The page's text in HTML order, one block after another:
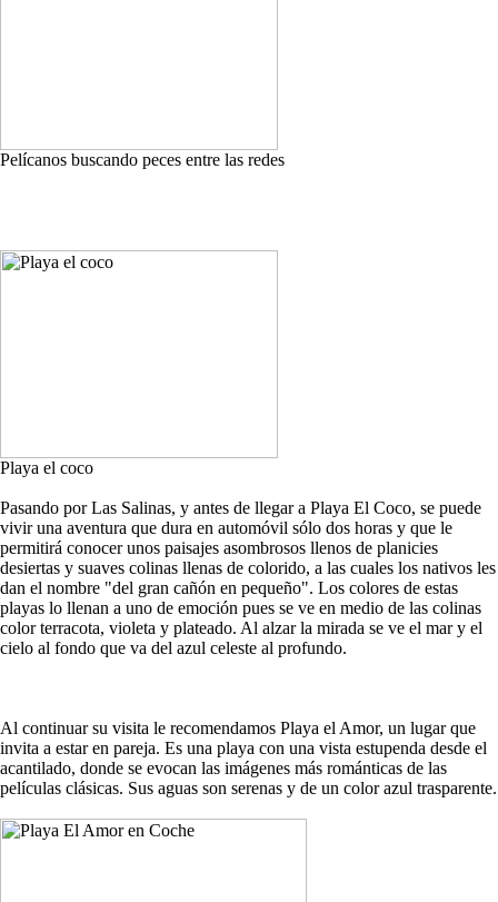
Pelícanos buscando peces entre las redes
Playa el coco
Pasando por Las Salinas, y antes de llegar a Playa El Coco, se puede
vivir una aventura que dura en automóvil sólo dos horas y que le
permitirá conocer unos paisajes asombrosos llenos de planicies
desiertas y suaves colinas llenas de colorido, a las cuales los nativos les
dan el nombre "del gran cañón en pequeño". Los colores de estas
playas lo llenan a uno de emoción pues se ve en medio de las colinas
color terracota, violeta y plateado. Al alzar la mirada se ve el mar y el
cielo al fondo que va del azul celeste al profundo.
Al continuar su visita le recomendamos Playa el Amor, un lugar que
invita a estar en pareja. Es una playa con una vista estupenda desde el
acantilado, donde se evocan las imágenes más románticas de las
películas clásicas. Sus aguas son serenas y de un color azul trasparente.